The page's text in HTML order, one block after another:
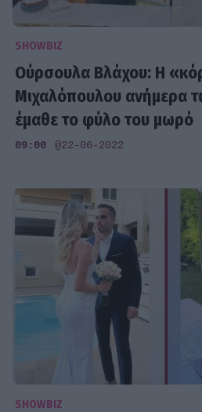
SHOWBIZ
Ούρσουλα Βλάχου: Η
Μιχαλόπουλου ανήμερα
έμαθε το φύλο του μωρό
09:00 @22-06-2022
SHOWBIZ